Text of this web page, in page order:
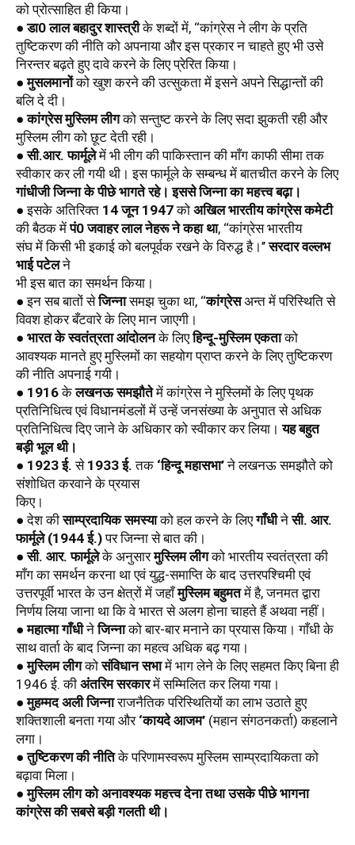
को प्रोत्साहित ही किया।
● डा0 लाल बहादुर शास्त्री के शब्दों में, ‘‘कांग्रेस ने लीग के प्रति
तुष्टिकरण की नीति को अपनाया और इस प्रकार न चाहते हुए भी उसे
निरन्तर बढ़ते हुए दावे करने के लिए प्रेरित किया।
● मुसलमानों को खुश करने की उत्सुकता में इसने अपने सिद्धान्तों की
बलि दे दी।
● कांग्रेस मुस्लिम लीग को सन्तुष्ट करने के लिए सदा झुकती रही और
मुस्लिम लीग को छूट देती रही।
● सी.आर. फार्मूले में भी लीग की पाकिस्तान की माँग काफी सीमा तक
स्वीकार कर ली गयी थी। इस फार्मूले के सम्बन्ध में बातचीत करने के लिए
गांधीजी जिन्ना के पीछे भागते रहे। इससे जिन्ना का महत्त्व बढ़ा।
● इसके अतिरिक्त 14 जून 1947 को अखिल भारतीय कांग्रेस कमेटी
की बैठक में पं0 जवाहर लाल नेहरू ने कहा था, ‘‘कांग्रेस भारतीय
संघ में किसी भी इकाई को बलपूर्वक रखने के विरुद्ध है।’’ सरदार वल्लभ
भाई पटेल ने
भी इस बात का समर्थन किया।
● इन सब बातों से जिन्ना समझ चुका था, ‘‘कांग्रेस अन्त में परिस्थिति से
विवश होकर बँटवारे के लिए मान जाएगी।
● भारत के स्वतंत्रता आंदोलन के लिए हिन्दू-मुस्लिम एकता को
आवश्यक मानते हुए मुस्लिमों का सहयोग प्राप्त करने के लिए तुष्टिकरण
की नीति अपनाई गयी।
● 1916 के लखनऊ समझौते में कांग्रेस ने मुस्लिमों के लिए पृथक
प्रतिनिधित्व एवं विधानमंडलों में उन्हें जनसंख्या के अनुपात से अधिक
प्रतिनिधित्व दिए जाने के अधिकार को स्वीकार कर लिया। यह बहुत
बड़ी भूल थी।
● 1923 ई. से 1933 ई. तक ‘हिन्दू महासभा’ ने लखनऊ समझौते को
संशोधित करवाने के प्रयास
किए।
● देश की साम्प्रदायिक समस्या को हल करने के लिए गाँधी ने सी. आर.
फार्मूले (1944 ई.) पर जिन्ना से बात की।
● सी. आर. फार्मूले के अनुसार मुस्लिम लीग को भारतीय स्वतंत्रता की
माँग का समर्थन करना था एवं युद्ध-समाप्ति के बाद उत्तरपश्चिमी एवं
उत्तरपूर्वी भारत के उन क्षेत्रों में जहाँ मुस्लिम बहुमत में है, जनमत द्वारा
निर्णय लिया जाना था कि वे भारत से अलग होना चाहते हैं अथवा नहीं।
● महात्मा गाँधी ने जिन्ना को बार-बार मनाने का प्रयास किया। गाँधी के
साथ वार्ता के बाद जिन्ना का महत्व अधिक बढ़ गया।
● मुस्लिम लीग को संविधान सभा में भाग लेने के लिए सहमत किए बिना ही
1946 ई. की अंतरिम सरकार में सम्मिलित कर लिया गया।
● मुहम्मद अली जिन्ना राजनैतिक परिस्थितियों का लाभ उठाते हुए
शक्तिशाली बनता गया और ‘कायदे आजम’ (महान संगठनकर्ता) कहलाने
लगा।
● तुष्टिकरण की नीति के परिणामस्वरूप मुस्लिम साम्प्रदायिकता को
बढ़ावा मिला।
● मुस्लिम लीग को अनावश्यक महत्त्व देना तथा उसके पीछे भागना
कांग्रेस की सबसे बड़ी गलती थी।